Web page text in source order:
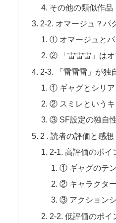
その他の類似作品
2-2. オマージュ？パ
① オマージュとパ
② 「雷雷雷」はオ
2-3. 「雷雷雷」が独
① ギャグとシリア
② スミレというキ
③ SF設定の独自
2 . 読者の評価と感
2-1. 高評価のポイ
① ギャグのテ
② キャラクタ
③ アクション
2-2. 低評価のポイ